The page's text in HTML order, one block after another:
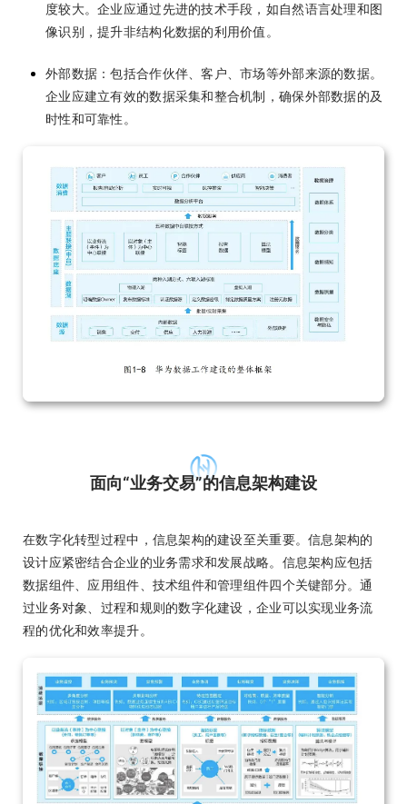
度较大。企业应通过先进的技术手段，如自然语言处理和图
像识别，提升非结构化数据的利用价值。
外部数据：包括合作伙伴、客户、市场等外部来源的数据。
企业应建立有效的数据采集和整合机制，确保外部数据的及
时性和可靠性。
面向“业务交易”的信息架构建设
在数字化转型过程中，信息架构的建设至关重要。信息架构的
设计应紧密结合企业的业务需求和发展战略。信息架构应包括
数据组件、应用组件、技术组件和管理组件四个关键部分。通
过业务对象、过程和规则的数字化建设，企业可以实现业务流
程的优化和效率提升。